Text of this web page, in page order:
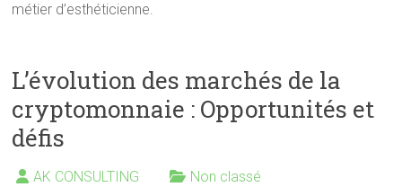
métier d’esthéticienne.
L’évolution des marchés de la
cryptomonnaie : Opportunités et
défis
AK CONSULTING Non classé